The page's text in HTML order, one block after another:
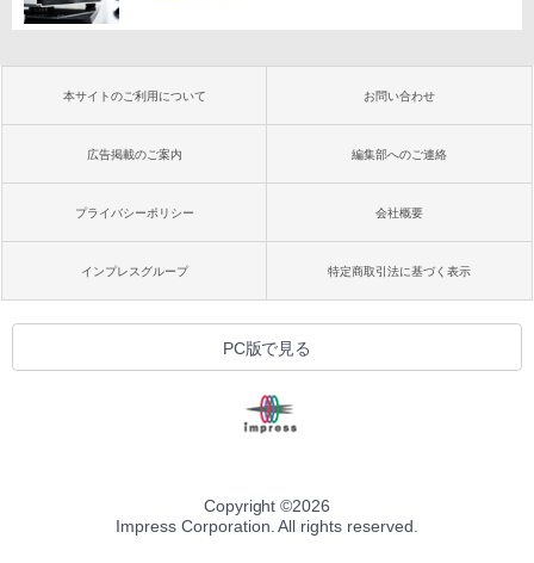
本サイトのご利用について お問い合わせ
広告掲載のご案内 編集部へのご連絡
プライバシーポリシー 会社概要
インプレスグループ 特定商取引法に基づく表示
PC版で見る
Copyright ©2026
Impress Corporation. All rights reserved.